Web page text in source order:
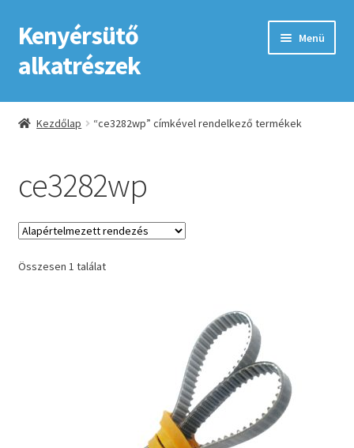
Ugrás
a
navigációhoz
Kilépés
a
tartalomba
Kenyérsütő
alkatrészek
Menü
Kezdőlap
ÁSZF
Fiókom
GYIK
Kenyérsütő alkatrészek modellszám alapján
Kenyérsütő használati utasítások
Kezdőlap “ce3282wp” címkével rendelkező termékek
ce3282wp
Összesen 1 találat